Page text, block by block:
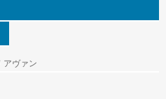
アヴァン